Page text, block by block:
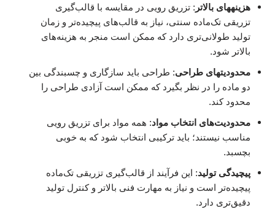
هزینههای بالاتر : تزریق رویی در مقایسه با قالب‌گیری
تزریقی تک‌ماده سنتی، نیاز به قالب‌های پیچیده‌تر و زمان
تولید طولانی‌تری دارد که ممکن است منجر به هزینه‌های
بالاتر شود.
محدودیتهای طراحی: طراحی باید سازگاری و چسبندگی بین
دو ماده را در نظر بگیرد که ممکن است آزادی طراحی را
محدود کند.
محدودیت‌های انتخاب مواد: همه مواد برای تزریق رویی
مناسب نیستند؛ باید ترکیبی انتخاب شود که به خوبی
بچسبد.
پیچیدگی تولید: این فرآیند از قالب‌گیری تزریقی تک‌ماده
پیچیده‌تر است و نیاز به مهارت فنی بالاتر و کنترل تولید
دقیق‌تری دارد.